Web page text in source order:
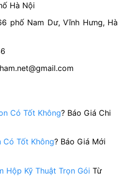
Hà Nội
phố Nam Dư, Vĩnh Hưng, Hà
Có Tốt Không? Báo Giá Chi
Có Tốt Không? Báo Giá Mới
Hộp Kỹ Thuật Trọn Gói Từ